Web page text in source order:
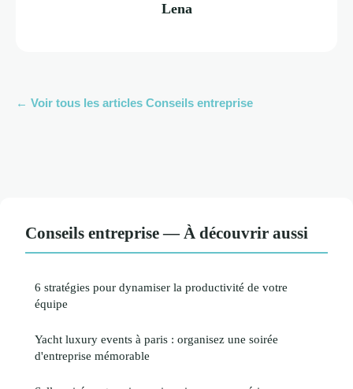
Lena
← Voir tous les articles Conseils entreprise
Conseils entreprise — À découvrir aussi
6 stratégies pour dynamiser la productivité de votre
équipe
Yacht luxury events à paris : organisez une soirée
d'entreprise mémorable